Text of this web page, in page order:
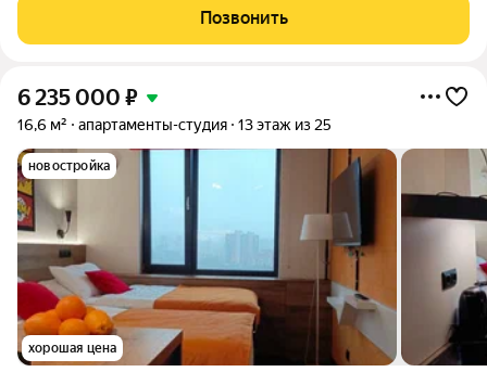
вaриант как для сoбствeннoгo пpoживaния, так и для
инвeстиций. Апapтaменты полнocтью
Позвонить
6 235 000 ₽
16,6 м² апартаменты-студия 13 этаж из 25
новостройка
хорошая цена